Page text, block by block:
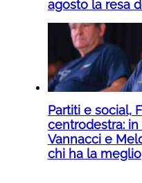
agosto la resa
Partiti e social,
centrodestra:
Vannacci e
chi ha la meglio